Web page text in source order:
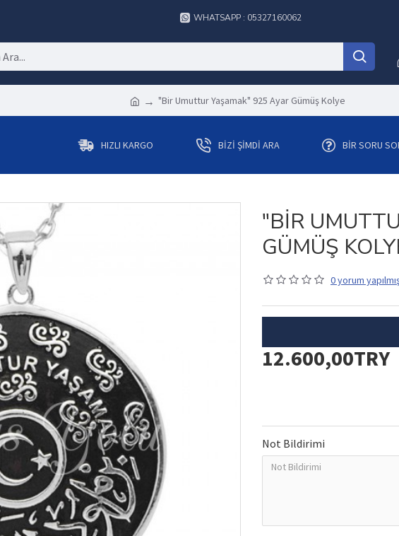
WHATSAPP : 05327160062
"Bir Umuttur Yaşamak" 925 Ayar Gümüş Kolye
HIZLI KARGO BIZI ŞIMDI ARA BIR SORU
"BIR
GÜMÜŞ
0 yorum
12.600,00TRY
Not Bildirimi